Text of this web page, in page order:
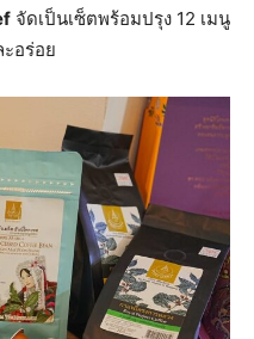
จัดเป็นเซ็ตพร้อมปรุง 12 เมนู
อร่อย